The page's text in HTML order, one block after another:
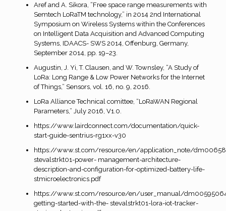
Aref and A. Sikora, “Free space range measurements with
Semtech LoRaTM technology,” in 2014 2nd International
Symposium on Wireless Systems within the Conferences
on Intelligent Data Acquisition and Advanced Computing
Systems, IDAACS- SWS 2014, Offenburg, Germany,
September 2014, pp. 19–23.
Augustin, J. Yi, T. Clausen, and W. Townsley, “A Study of
LoRa: Long Range & Low Power Networks for the Internet
of Things,” Sensors, vol. 16, no. 9, 2016.
LoRa Alliance Technical comittee, “LoRaWAN Regional
Parameters,” July 2016, V1.0.
https://www.lairdconnect.com/documentation/quick-
start-guide-sentrius-rg1xx-v30
https://www.st.com/resource/en/application_note/
stevalstrkt01-power- management-architecture-
description-and-configuration-for-optimized-battery-life-
stmicroelectronics.pdf
https://www.st.com/resource/en/user_manual/
getting-started-with-the- stevalstrkt01-lora-iot-tracker-